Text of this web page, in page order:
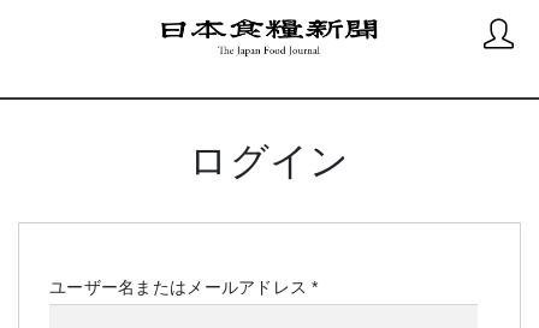
ログイン
ユーザー名またはメールアドレス*必